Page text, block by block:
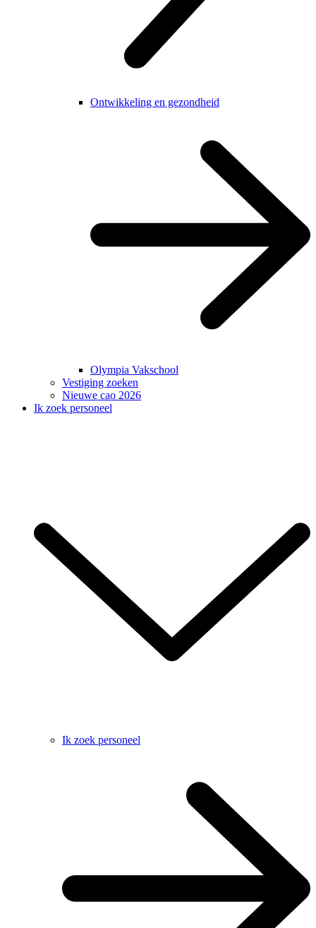
Ontwikkeling en gezondheid
Olympia Vakschool
Vestiging zoeken
Nieuwe cao 2026
Ik zoek personeel
Ik zoek personeel